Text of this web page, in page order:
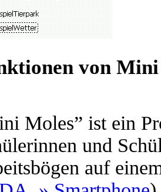
von
Moles” ist ein
und
auf